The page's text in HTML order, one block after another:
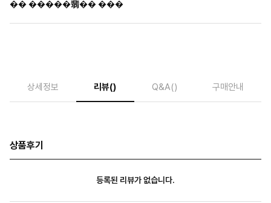
�� �����翡�� ���
상세정보 리뷰() Q&A() 구매안내
상품후기
등록된 리뷰가 없습니다.